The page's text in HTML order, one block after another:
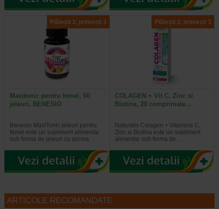
Plătești 2, primești 3
Maxitonic pentru femei, 60
jeleuri, BENESIO
Benesio MaxiTonic jeleuri pentru
femei este un supliment alimentar
sub forma de jeleuri cu aroma…
Plătești 2, primești 3
COLAGEN + Vit C, Zinc si
Biotina, 20 comprimate…
Naturalis Colagen + Vitamina C,
Zinc si Biotina este un supliment
alimentar sub forma de…
ARTICOLE RECOMANDATE